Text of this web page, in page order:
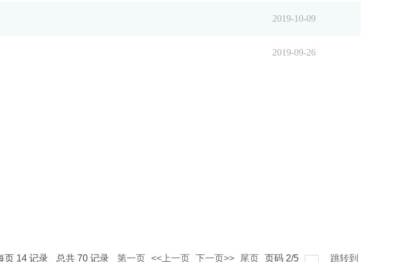
2019-10-09
2019-09-26
页 14 记录 总共 70 记录 第一页 <<上一页 下一页>> 尾页 页码 2/5 跳转到